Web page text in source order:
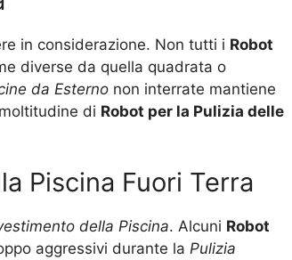
in considerazione. Non tutti i Robot
diverse da quella quadrata o
da Esterno non interrate mantiene
di Robot per la Pulizia delle
Piscina Fuori Terra
della Piscina. Alcuni Robot
aggressivi durante la Pulizia